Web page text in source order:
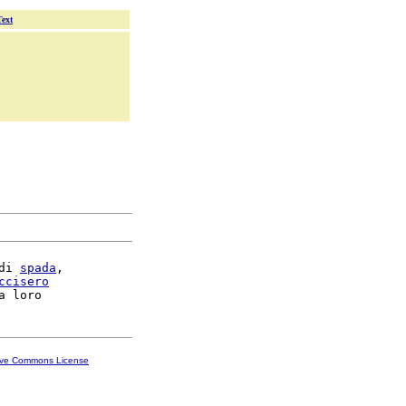
spada ,
Commons License